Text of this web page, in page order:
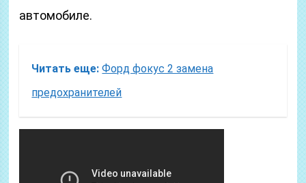
автомобиле.
Читать еще: Форд фокус 2 замена
предохранителей